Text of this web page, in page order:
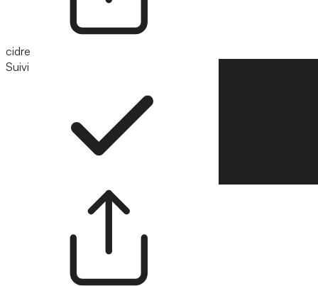
cidre
Suivi